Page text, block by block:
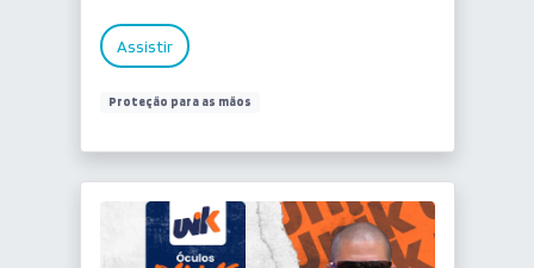
Assistir
Proteção para as mãos